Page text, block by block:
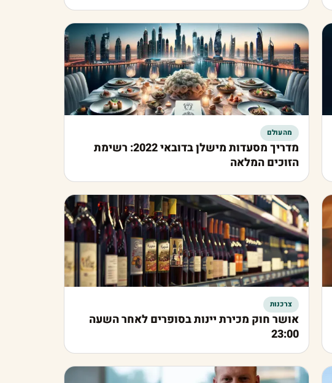
מהעולם
מדריך מסעדות מישלן בדובאי 2022: רשימת
הזוכים המלאה
צרכנות
אושר חוק מכירת יינות בסופרים לאחר השעה
23:00